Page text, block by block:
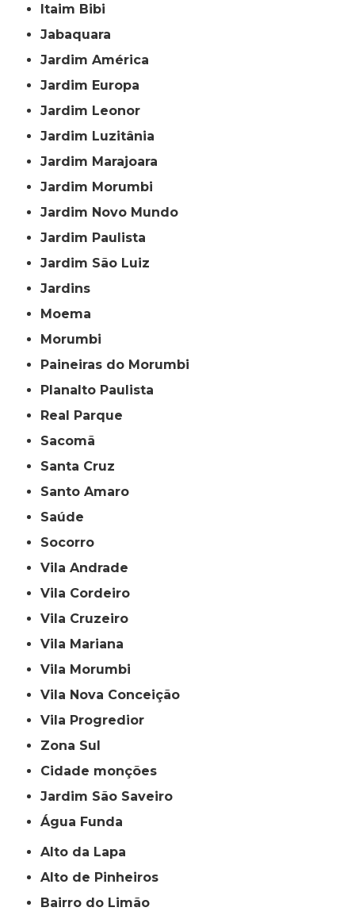
Itaim Bibi
Jabaquara
Jardim América
Jardim Europa
Jardim Leonor
Jardim Luzitânia
Jardim Marajoara
Jardim Morumbi
Jardim Novo Mundo
Jardim Paulista
Jardim São Luiz
Jardins
Moema
Morumbi
Paineiras do Morumbi
Planalto Paulista
Real Parque
Sacomã
Santa Cruz
Santo Amaro
Saúde
Socorro
Vila Andrade
Vila Cordeiro
Vila Cruzeiro
Vila Mariana
Vila Morumbi
Vila Nova Conceição
Vila Progredior
Zona Sul
cidade monções
jardim São Saveiro
Água Funda
Alto da Lapa
Alto de Pinheiros
Bairro do Limão